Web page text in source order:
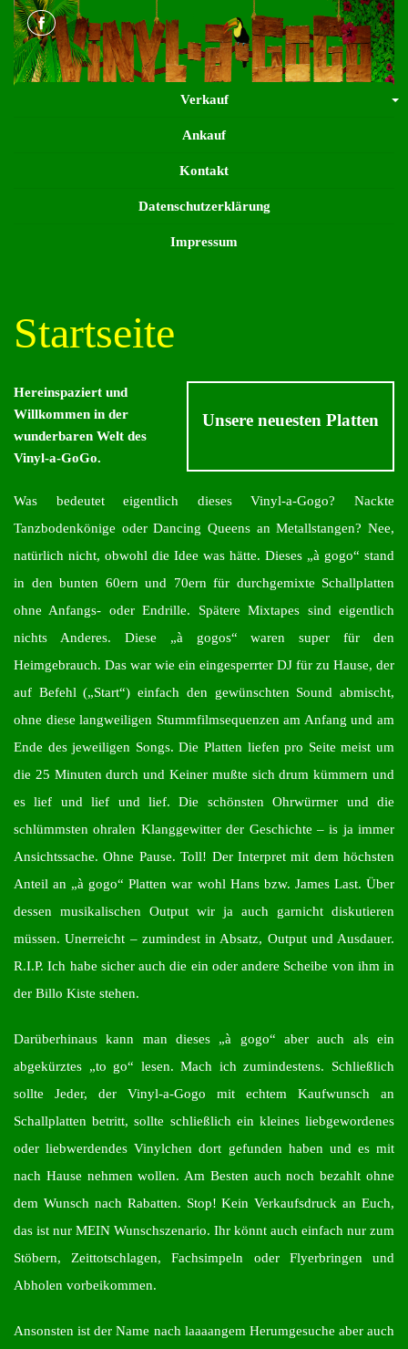
Verkauf
Ankauf
Kontakt
Datenschutzerklärung
Impressum
Startseite
Unsere neuesten Platten
Hereinspaziert und
Willkommen in der
wunderbaren Welt des
Vinyl-a-GoGo.
Was bedeutet eigentlich dieses Vinyl-a-Gogo? Nackte
Tanzbodenkönige oder Dancing Queens an Metallstangen? Nee,
natürlich nicht, obwohl die Idee was hätte. Dieses „à gogo“ stand
in den bunten 60ern und 70ern für durchgemixte Schallplatten
ohne Anfangs- oder Endrille. Spätere Mixtapes sind eigentlich
nichts Anderes. Diese „à gogos“ waren super für den
Heimgebrauch. Das war wie ein eingesperrter DJ für zu Hause, der
auf Befehl („Start“) einfach den gewünschten Sound abmischt,
ohne diese langweiligen Stummfilmsequenzen am Anfang und am
Ende des jeweiligen Songs. Die Platten liefen pro Seite meist um
die 25 Minuten durch und Keiner mußte sich drum kümmern und
es lief und lief und lief. Die schönsten Ohrwürmer und die
schlümmsten ohralen Klanggewitter der Geschichte – is ja immer
Ansichtssache. Ohne Pause. Toll! Der Interpret mit dem höchsten
Anteil an „à gogo“ Platten war wohl Hans bzw. James Last. Über
dessen musikalischen Output wir ja auch garnicht diskutieren
müssen. Unerreicht – zumindest in Absatz, Output und Ausdauer.
R.I.P. Ich habe sicher auch die ein oder andere Scheibe von ihm in
der Billo Kiste stehen.
Darüberhinaus kann man dieses „à gogo“ aber auch als ein
abgekürztes „to go“ lesen. Mach ich zumindestens. Schließlich
sollte Jeder, der Vinyl-a-Gogo mit echtem Kaufwunsch an
Schallplatten betritt, sollte schließlich ein kleines liebgewordenes
oder liebwerdendes Vinylchen dort gefunden haben und es mit
nach Hause nehmen wollen. Am Besten auch noch bezahlt ohne
dem Wunsch nach Rabatten. Stop! Kein Verkaufsdruck an Euch,
das ist nur MEIN Wunschszenario. Ihr könnt auch einfach nur zum
Stöbern, Zeittotschlagen, Fachsimpeln oder Flyerbringen und
Abholen vorbeikommen.
Ansonsten ist der Name nach laaaangem Herumgesuche aber auch